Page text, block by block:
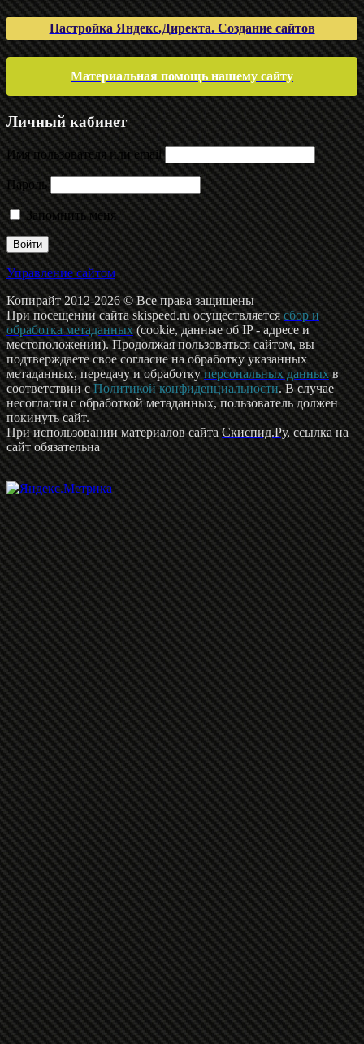
Настройка Яндекс.Директа. Создание сайтов
Материальная помощь нашему сайту
Личный кабинет
Имя пользователя или email
Пароль
Запомнить меня
Управление сайтом
Копирайт 2012-2026 © Все права защищены
При посещении сайта skispeed.ru осуществляетсясбор и
обработка метаданных(cookie, данные об IP - адресе и
местоположении). Продолжая пользоваться сайтом, вы
подтверждаете свое согласие на обработку указанных
метаданных, передачу и обработкуперсональных данныхв
соответствии сПолитикой конфиденциальности. В случае
несогласия с обработкой метаданных, пользователь должен
покинуть сайт.
При использовании материалов сайтаСкиспид.Ру, ссылка на
сайт обязательна